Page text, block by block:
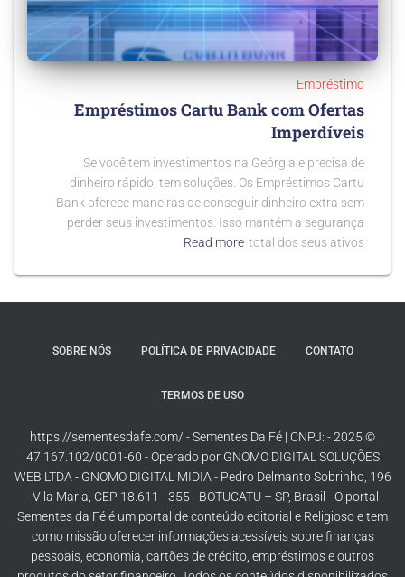
Empréstimo
Empréstimos Cartu Bank com Ofertas
Imperdíveis
Se você tem investimentos na Geórgia e precisa de
dinheiro rápido, tem soluções. Os Empréstimos Cartu
Bank oferece maneiras de conseguir dinheiro extra sem
perder seus investimentos. Isso mantém a segurança
total dos seus ativos
Read more
CONTATO
POLÍTICA DE PRIVACIDADE
SOBRE NÓS
TERMOS DE USO
© 2025 - https://sementesdafe.com/ - Sementes Da Fé | CNPJ:
47.167.102/0001-60 - Operado por GNOMO DIGITAL SOLUÇÕES
WEB LTDA - GNOMO DIGITAL MIDIA - Pedro Delmanto Sobrinho, 196
- Vila Maria, CEP 18.611 - 355 - BOTUCATU – SP, Brasil - O portal
Sementes da Fé é um portal de conteúdo editorial e Religioso e tem
como missão oferecer informações acessíveis sobre finanças
pessoais, economia, cartões de crédito, empréstimos e outros